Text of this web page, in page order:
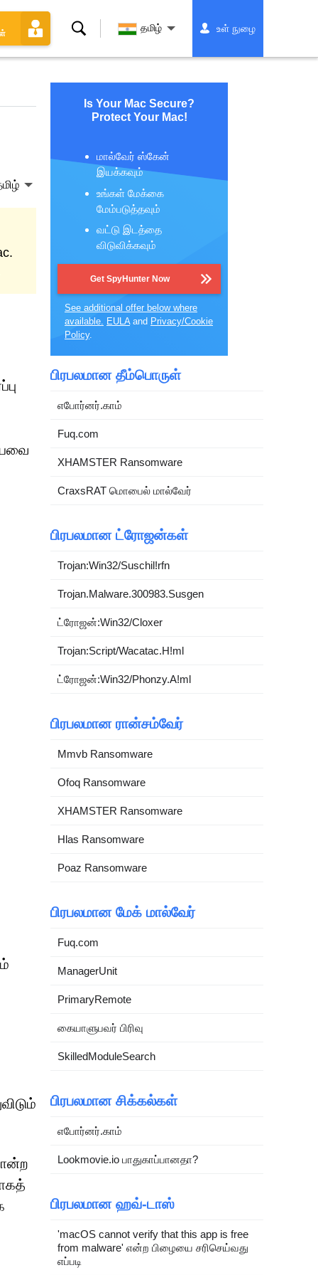
தேடல் தமிழ் உள் நுழை
Is Your Mac Secure?
Protect Your Mac!
மால்வேர் ஸ்கேன்
இயக்கவும்
உங்கள் மேக்கை
மேம்படுத்தவும்
வட்டு இடத்தை
விடுவிக்கவும்
Get SpyHunter Now
See additional offer below where
available. EULAand Privacy/Cookie
Policy.
பிரபலமான தீம்பொருள்
எபோர்னர்.காம்
Fuq.com
XHAMSTER Ransomware
CraxsRAT மொபைல் மால்வேர்
பிரபலமான ட்ரோஜன்கள்
Trojan:Win32/Suschil!rfn
Trojan.Malware.300983.Susgen
ட்ரோஜன்:Win32/Cloxer
Trojan:Script/Wacatac.H!ml
ட்ரோஜன்:Win32/Phonzy.A!ml
பிரபலமான ரான்சம்வேர்
Mmvb Ransomware
Ofoq Ransomware
XHAMSTER Ransomware
Hlas Ransomware
Poaz Ransomware
பிரபலமான மேக் மால்வேர்
Fuq.com
ManagerUnit
PrimaryRemote
கையாளுபவர் பிரிவு
SkilledModuleSearch
பிரபலமான சிக்கல்கள்
எபோர்னர்.காம்
Lookmovie.io பாதுகாப்பானதா?
பிரபலமான ஹவ்-டாஸ்
'macOS cannot verify that this app is free
from malware' என்ற பிழையை சரிசெய்வது
எப்படி